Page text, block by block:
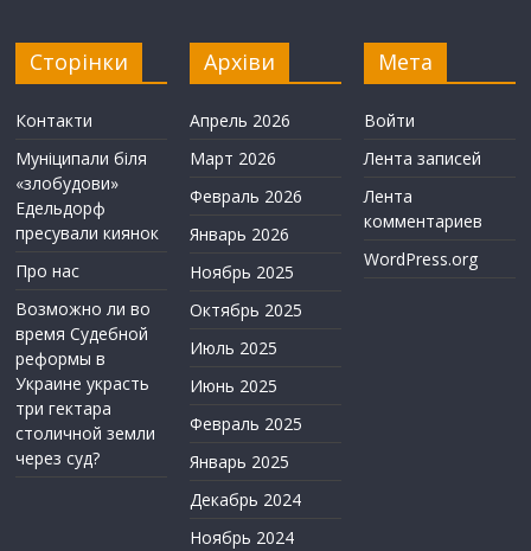
Сторінки
Контакти
Муніципали біля
«злобудови»
Едельдорф
пресували киянок
Про нас
Возможно ли во
время Судебной
реформы в
Украине украсть
три гектара
столичной земли
через суд?
Архіви
Апрель 2026
Март 2026
Февраль 2026
Январь 2026
Ноябрь 2025
Октябрь 2025
Июль 2025
Июнь 2025
Февраль 2025
Январь 2025
Декабрь 2024
Ноябрь 2024
Мета
Войти
Лента записей
Лента
комментариев
WordPress.org